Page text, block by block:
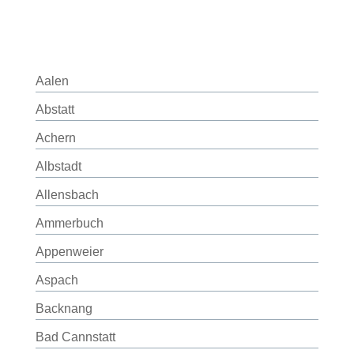
Aalen
Abstatt
Achern
Albstadt
Allensbach
Ammerbuch
Appenweier
Aspach
Backnang
Bad Cannstatt